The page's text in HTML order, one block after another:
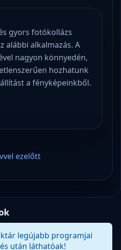
gyors fotókollázs
alábbi alkalmazás. A
nagyon könnyedén,
hozhatunk
a fényképeinkből.
ezelőtt
legújabb programjai
után láthatóak!